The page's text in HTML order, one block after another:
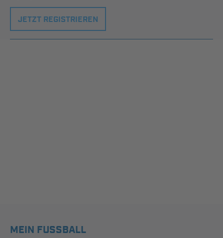
JETZT REGISTRIEREN
MEIN FUSSBALL